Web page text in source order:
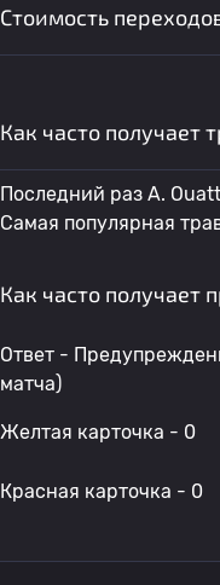
Стоимость
Как часто получает
Последний раз A.
Самая популярная
Как часто получает
Ответ -
матча)
Желтая карточка - 0
Красная карточка - 0